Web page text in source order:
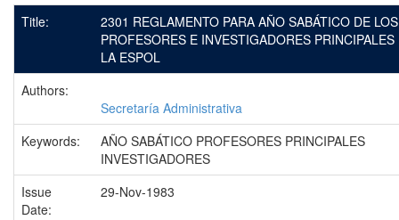
Title:
2301 REGLAMENTO PARA AÑO SABÁTICO DE LOS
PROFESORES E INVESTIGADORES PRINCIPALES
LA ESPOL
Authors:
Secretaría Administrativa
Keywords:
AÑO SABÁTICO PROFESORES PRINCIPALES
INVESTIGADORES
Issue
Date:
29-Nov-1983